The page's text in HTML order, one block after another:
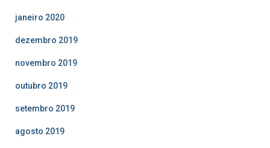
janeiro 2020
dezembro 2019
novembro 2019
outubro 2019
setembro 2019
agosto 2019